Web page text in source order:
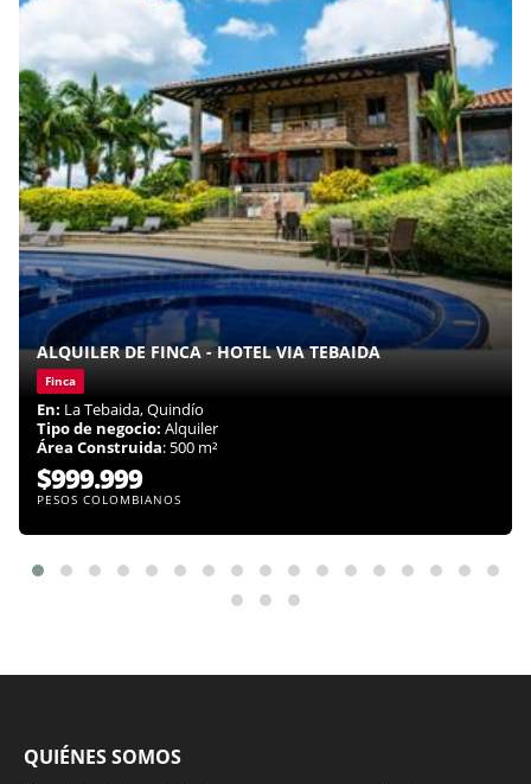
ALQUILER DE FINCA - HOTEL VIA TEBAIDA
Finca
En: La Tebaida, Quindío
Tipo de negocio: Alquiler
Área Construida: 500 m²
$999.999
PESOS COLOMBIANOS
QUIÉNES SOMOS